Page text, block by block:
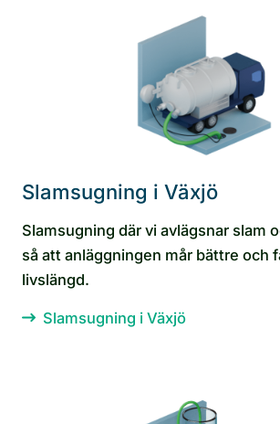
Slamsugning i Växjö
Slamsugning där vi avlägsnar slam
så att anläggningen mår bättre och
livslängd.
Slamsugning i Växjö